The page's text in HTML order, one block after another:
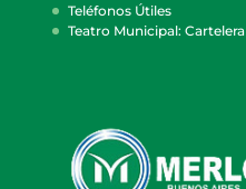
Teléfonos Útiles
Teatro Municipal: Cartelera